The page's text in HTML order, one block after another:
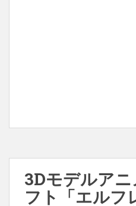
3Dモデルア
フト「エルフ